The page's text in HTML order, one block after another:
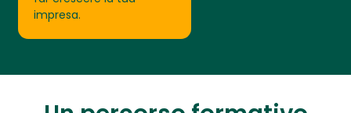
impresa.